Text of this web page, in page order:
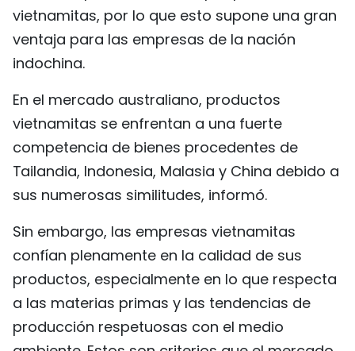
vietnamitas, por lo que esto supone una gran
ventaja para las empresas de la nación
indochina.
En el mercado australiano, productos
vietnamitas se enfrentan a una fuerte
competencia de bienes procedentes de
Tailandia, Indonesia, Malasia y China debido a
sus numerosas similitudes, informó.
Sin embargo, las empresas vietnamitas
confían plenamente en la calidad de sus
productos, especialmente en lo que respecta
a las materias primas y las tendencias de
producción respetuosas con el medio